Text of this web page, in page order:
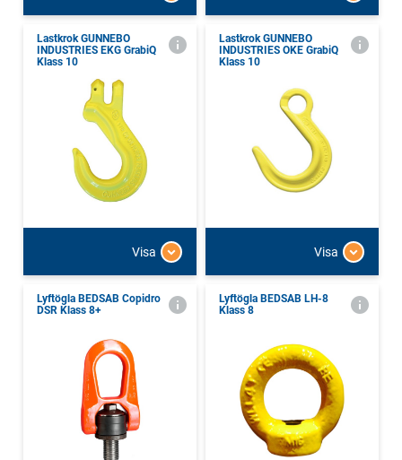
Lastkrok GUNNEBO
INDUSTRIES EKG GrabiQ
Klass 10
Visa
Lastkrok GUNNEBO
INDUSTRIES OKE GrabiQ
Klass 10
Visa
Lyftögla BEDSAB Copidro
DSR Klass 8+
Lyftögla BEDSAB LH-8
Klass 8